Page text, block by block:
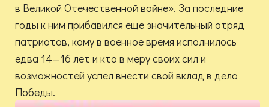
в Великой Отечественной войне». За последние
годы к ним прибавился еще значительный отряд
патриотов, кому в военное время исполнилось
едва 14—16 лет и кто в меру своих сил и
возможностей успел внести свой вклад в дело
Победы.